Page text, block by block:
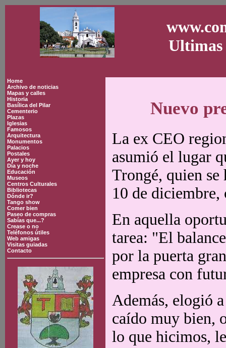
Ultimas
Home
Archivo de noticias
Mapas y calles
Historia
Basílica del Pilar
Cementerio
Plazas
Iglesias
Famosos
Arquitectura
Monumentos
Palacios
Postales
Ayer y hoy
Día y noche
Educación
Museos
Centros Culturales
Bibliotecas
Dónde ir?
Tango show
Comer bien
Paseo de compras
Sabías que...?
Crease o no
Teléfonos útiles
Web amigas
Visitas guiadas
Contacto
Nuevo
La ex CEO
asumió el lugar
Trongé, quien se
10 de diciembre,
En aquella
tarea: "El
por la puerta
empresa con
Además, elogió
caído muy bien,
lo que hicimos,